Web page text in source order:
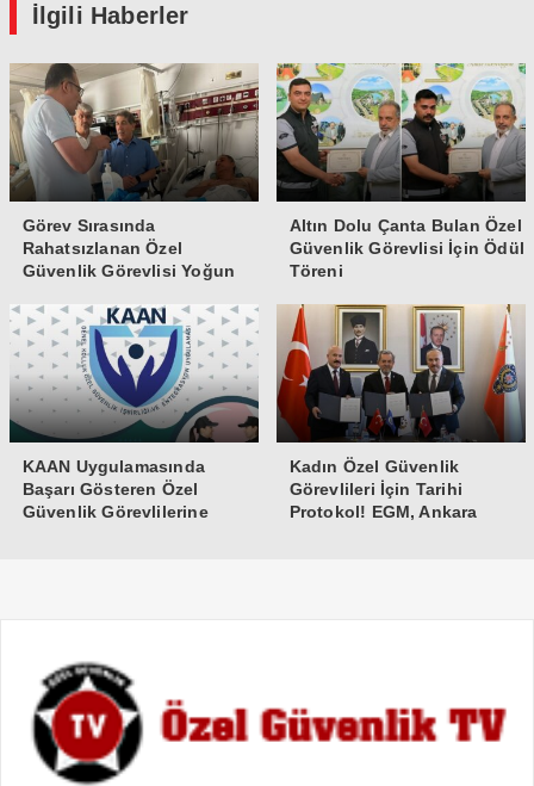
İlgili Haberler
Görev Sırasında
Rahatsızlanan Özel
Güvenlik Görevlisi Yoğun
Altın Dolu Çanta Bulan Özel
Güvenlik Görevlisi İçin Ödül
Töreni
KAAN Uygulamasında
Başarı Gösteren Özel
Güvenlik Görevlilerine
Kadın Özel Güvenlik
Görevlileri İçin Tarihi
Protokol! EGM, Ankara